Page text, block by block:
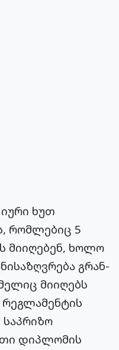
ხუთ
რომლებიც 5
მიიღებენ, ხოლო
გრან-
მიიღებს
რეგლამენტის
საპრიზო
დიპლომის